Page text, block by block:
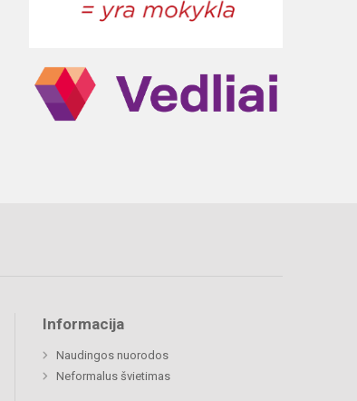
Informacija
Naudingos nuorodos
Neformalus švietimas